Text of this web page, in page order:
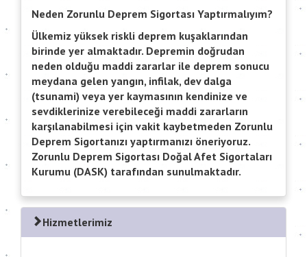
Neden Zorunlu Deprem Sigortası Yaptırmalıyım?
Ülkemiz yüksek riskli deprem kuşaklarından
birinde yer almaktadır. Depremin doğrudan
neden olduğu maddi zararlar ile deprem sonucu
meydana gelen yangın, infilak, dev dalga
(tsunami) veya yer kaymasının kendinize ve
sevdiklerinize verebileceği maddi zararların
karşılanabilmesi için vakit kaybetmeden Zorunlu
Deprem Sigortanızı yaptırmanızı öneriyoruz.
Zorunlu Deprem Sigortası Doğal Afet Sigortaları
Kurumu (DASK) tarafından sunulmaktadır.
Hizmetlerimiz